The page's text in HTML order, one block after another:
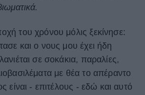
του χρόνου μόλις ξεκίνησε:
και ο νους μου έχει ήδη
σε σοκάκια, παραλίες,
με θέα το απέραντο
είναι - επιτέλους - εδώ και αυτό